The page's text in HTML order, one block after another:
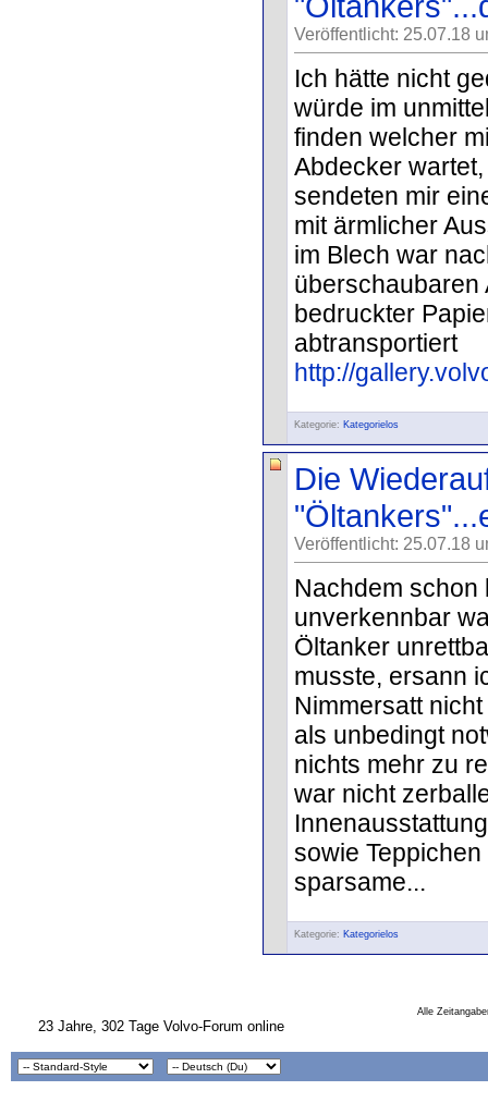
Veröffentlicht: 25.07.18
Ich hätte nicht
würde im
finden welcher
Abdecker
sendeten mir
mit ärmlicher
im Blech war
überschaubaren
bedruckter
abtransportiert
http://
Kategorie: Kategorielos
Die
Veröffentlicht: 25.07.18
Nachdem schon
unverkennbar
Öltanker
musste, ersann
Nimmersatt
als unbedingt
nichts mehr zu
war nicht
sowie
sparsame...
Kategorie: Kategorielos
Alle
23 Jahre, 302 Tage Volvo-Forum online